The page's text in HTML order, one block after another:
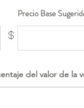
$
Precio Base
del valor de la